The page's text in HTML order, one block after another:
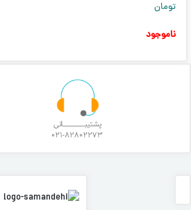
تومان
ناموجود